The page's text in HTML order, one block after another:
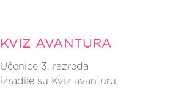
KVIZ AVANTURA
Učenice 3. razreda
izradile su Kviz avanturu,